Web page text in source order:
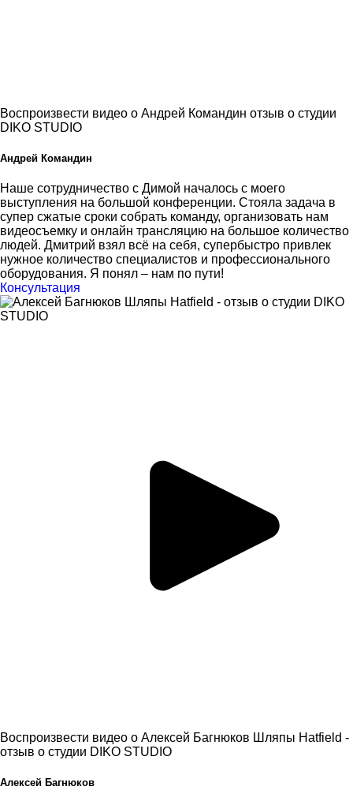
Воспроизвести видео о Андрей Командин отзыв о студии
DIKO STUDIO
Андрей Командин
Наше сотрудничество с Димой началось с моего
выступления на большой конференции. Стояла задача в
супер сжатые сроки собрать команду, организовать нам
видеосъемку и онлайн трансляцию на большое количество
людей. Дмитрий взял всё на себя, супербыстро привлек
нужное количество специалистов и профессионального
оборудования. Я понял – нам по пути!
Консультация
Воспроизвести видео о Алексей Багнюков Шляпы Hatfield -
отзыв о студии DIKO STUDIO
Алексей Багнюков